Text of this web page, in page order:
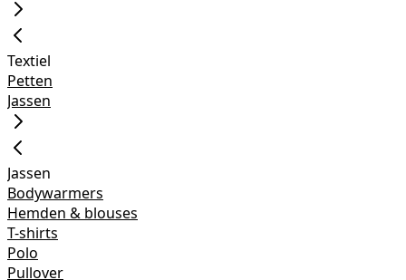
Textiel
Petten
Jassen
Jassen
Bodywarmers
Hemden & blouses
T-shirts
Polo
Pullover